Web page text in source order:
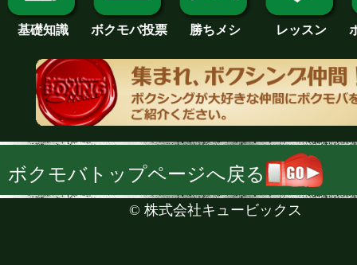
基礎知識 ボクモバ投票 勝ちメシ レッスン
ボクモバトップページへ戻る
© 株式会社キュービックス